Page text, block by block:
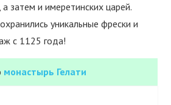
а затем и имеретинских царей.
уникальные фрески и
с 1125 года!
монастырь Гелати